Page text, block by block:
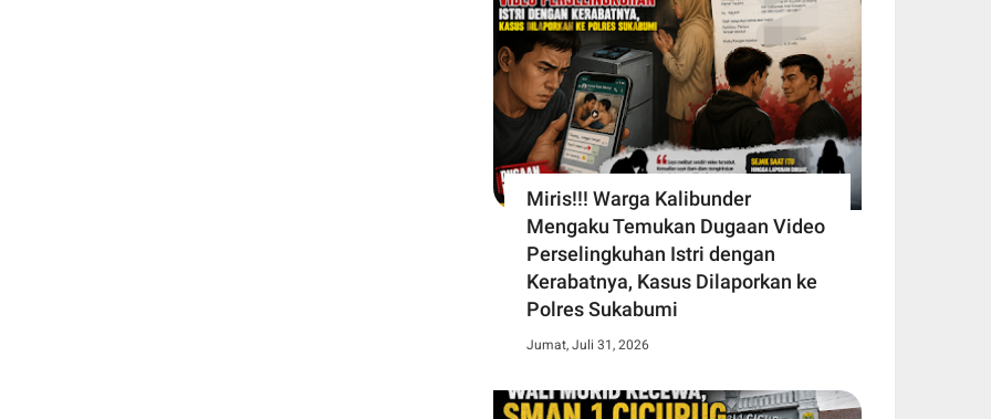
Miris!!! Warga Kalibunder
Mengaku Temukan Dugaan Video
Perselingkuhan Istri dengan
Kerabatnya, Kasus Dilaporkan ke
Polres Sukabumi
Jumat, Juli 31, 2026